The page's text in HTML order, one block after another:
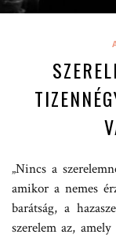
„Nincs a
amikor a nemes
barátság, a
szerelem az,